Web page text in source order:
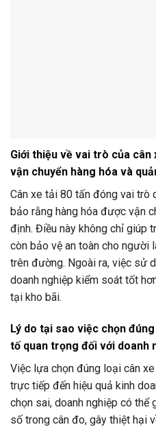
Giới thiệu về vai trò của
vận chuyển hàng hóa và
Cân xe tải 80 tấn đóng vai trò
bảo rằng hàng hóa được vận
định. Điều này không chỉ giúp
còn bảo vệ an toàn cho người
trên đường. Ngoài ra, việc sử
doanh nghiệp kiểm soát tốt
tại kho bãi.
Lý do tại sao việc chọn
tố quan trọng đối với doanh
Việc lựa chọn đúng loại cân
trực tiếp đến hiệu quả kinh
chọn sai, doanh nghiệp có thể
số trong cân đo, gây thiệt hại